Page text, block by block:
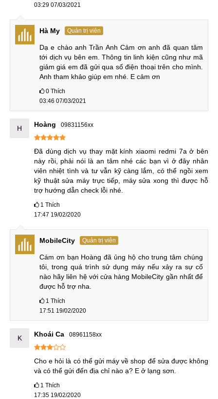
Có nhiều địa chỉ thay mặt kính cho điện thoại Xiaomi Redmi
và an tâm ép mặt kính Xiaomi Redmi 7A thì bạn cần lưu ý
một số những bí quyết như sau:
Tìm hiểu trụ sở quy mô và thông tin bảng hiệu có rõ
ràng chứng tỏ hoạt động cấp phép đầy đủ không.
thế nào? Đánh giá của khách hàng ra sao sau khi sử
dụng dịch vụ thay kính Redmi 7 ra sao.
Lượng khách hàng ra vào địa chỉ sửa chữa đó ra sao?
Có nhiều và thường xuyên không?
Có báo giá kĩ càng cùng khách hàng trước khi tiến
hành thay mặt kính Xiaomi Redmi 7A?
Có chế độ bảo hành sau khi thay, ép mặt kính Xiaomi
Redmi 7A không.
Có đảm bảo linh kiện
mới và giấy tờ xuất xứ rõ ràng hay không?
Quy trình làm việc tại địa chỉ thay kính Xiaomi Redmi
7A như thế nào?
Có đảm bảo hỗ trợ tư vấn và giải đáp những câu hỏi,
thắc mắc mà khách hàng đưa ra hay không…
Đội ngũ kỹ thuật viên chuyên nghiệp tại MobileCity
Ưu điểm trung tâm sửa chữa MobileCity
MobileCity hiện đang chính là trung tâm sửa chữa điện thoại
khách hàng. Đó là vì trung tâm mang trong mình hàng loạt
kính Xiaomi Redmi 7A nào có được.
03:29 07/03/2021
Hà My Quản trị viên
Dạ e chào anh Trần Anh Cảm ơn anh đã quan tâm
tới dịch vụ bên em. Thông tin linh kiện cũng như mã
giảm giá em đã gửi qua số điện thoại trên cho mình.
Anh tham khảo giúp em nhé. E cảm ơn
0 Thích
03:46 07/03/2021
H Hoàng 09831156xx
Đã dùng dịch vụ thay mặt kính xiaomi redmi 7a ở bên
này rồi, phải nói là an tâm nhé các bạn vì ở đây nhân
viên nhiệt tình và tư vẫn kỹ càng lắm, có thể ngồi xem
kỹ thuật sửa máy trực tiếp, máy sửa xong thì được hỗ
trợ hướng dẫn check lỗi nhé.
1 Thích
17:47 19/02/2020
MobileCity Quản trị viên
Cám ơn bạn Hoàng đã ủng hộ cho trung tâm chúng
tôi, trong quá trình sử dụng máy nếu xảy ra sự cố
nào hãy liên hệ với cửa hàng MobileCity gần nhất để
được hỗ trợ nha.
1 Thích
17:51 19/02/2020
K Khoái Ca 08961158xx
Cho e hỏi là có thể gửi máy về shop để sửa được không
và có thể gửi đến địa chỉ nào ạ? E ở lạng sơn.
1 Thích
17:35 19/02/2020